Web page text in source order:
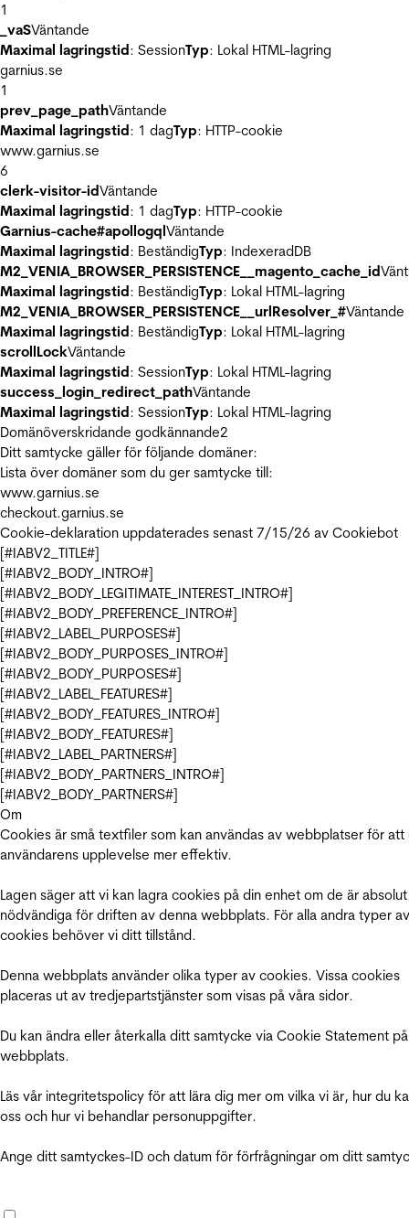
1
_vaSVäntande
Maximal lagringstid: SessionTyp: Lokal HTML-lagring
garnius.se
1
prev_page_pathVäntande
Maximal lagringstid: 1 dagTyp: HTTP-cookie
www.garnius.se
6
clerk-visitor-idVäntande
Maximal lagringstid: 1 dagTyp: HTTP-cookie
Garnius-cache#apollogqlVäntande
Maximal lagringstid: BeständigTyp: IndexeradDB
M2_VENIA_BROWSER_PERSISTENCE__magento_cache_id
Maximal lagringstid: BeständigTyp: Lokal HTML-lagring
M2_VENIA_BROWSER_PERSISTENCE__urlResolver_#Väntande
Maximal lagringstid: BeständigTyp: Lokal HTML-lagring
scrollLockVäntande
Maximal lagringstid: SessionTyp: Lokal HTML-lagring
success_login_redirect_pathVäntande
Maximal lagringstid: SessionTyp: Lokal HTML-lagring
Domänöverskridande godkännande2
Ditt samtycke gäller för följande domäner:
Lista över domäner som du ger samtycke till:
www.garnius.se
checkout.garnius.se
Cookie-deklaration uppdaterades senast 7/15/26 av Cookiebot
[#IABV2_TITLE#]
[#IABV2_BODY_INTRO#]
[#IABV2_BODY_LEGITIMATE_INTEREST_INTRO#]
[#IABV2_BODY_PREFERENCE_INTRO#]
[#IABV2_LABEL_PURPOSES#]
[#IABV2_BODY_PURPOSES_INTRO#]
[#IABV2_BODY_PURPOSES#]
[#IABV2_LABEL_FEATURES#]
[#IABV2_BODY_FEATURES_INTRO#]
[#IABV2_BODY_FEATURES#]
[#IABV2_LABEL_PARTNERS#]
[#IABV2_BODY_PARTNERS_INTRO#]
[#IABV2_BODY_PARTNERS#]
Om
Cookies är små textfiler som kan användas av webbplatser för att
användarens upplevelse mer effektiv.
Lagen säger att vi kan lagra cookies på din enhet om de är absolut
nödvändiga för driften av denna webbplats. För alla andra typer av
cookies behöver vi ditt tillstånd.
Denna webbplats använder olika typer av cookies. Vissa cookies
placeras ut av tredjepartstjänster som visas på våra sidor.
Du kan ändra eller återkalla ditt samtycke via Cookie Statement
webbplats.
Läs vår integritetspolicy för att lära dig mer om vilka vi är, hur du
oss och hur vi behandlar personuppgifter.
Ange ditt samtyckes-ID och datum för förfrågningar om ditt